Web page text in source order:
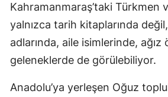
Kahramanmaraş’taki Türkmen
yalnızca tarih kitaplarında
adlarında, aile isimlerinde,
geleneklerde de görülebiliyor.
Anadolu’ya yerleşen Oğuz